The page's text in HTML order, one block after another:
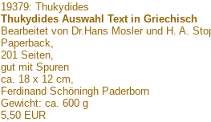
19379: Thukydides
Thukydides Auswahl Text in Griechisch
Bearbeitet von Dr.Hans Mosler und H. A.
Paperback,
201 Seiten,
gut mit Spuren
ca. 18 x 12 cm,
Ferdinand Schöningh Paderborn
Gewicht: ca. 600 g
5,50 EUR